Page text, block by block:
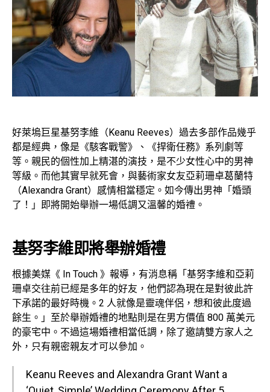
好萊塢巨星基努李維（Keanu Reeves）過去多部作品幾乎
都是經典，像是《駭客戰警》、《捍衛任務》系列劇等
等。親民的個性加上精湛的演技，是不少女性心中的男神
等級。而他其實早就死會，與藝術家女友亞莉珊卓葛蘭特
（Alexandra Grant）感情相當穩定。如今傳出男神「婚頭
了！」即將開始舉辦一場低調又溫馨的婚禮。
基努李維即將舉辦婚禮
根據美媒《 In Touch 》報導，有消息稱「基努李維和亞莉
珊卓交往前已經是多年的好友，他們認為現在是對彼此許
下承諾的最好時機。2 人就像是靈魂伴侶，想和彼此度過
餘生。」至於舉辦婚禮的地點則是在男方價值 800 萬美元
的豪宅中。不過這場婚禮相當低調，除了邀請雙方家人之
外，只有親密親友才可以參加。
Keanu Reeves and Alexandra Grant Want a